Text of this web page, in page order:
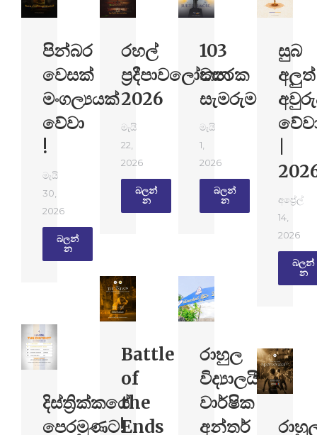
පින්බර
වෙසක්
මංගල්‍යයක්
වේවා
!
මැයි
30,
2026
බලන්​
න
රහල්
ප්‍රදීපාවලෝකන
2026
මැයි
22,
2026
බලන්​
න
103
වසරක
සැමරුම
මැයි
1,
2026
බලන්​
න
සුබ
අලුත්
අප්‍රේල්
14,
2026
බලන්​
න
Battle
of
the
Ends
රාහුල
විද්‍යාලයීය
වාර්ෂික
අන්තර්
දිස්ත්‍රික්කයේ
පෙරමුණට!